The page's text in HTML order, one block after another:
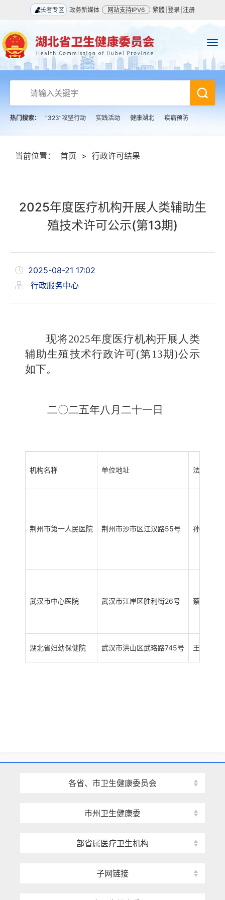
长者专区 政务新媒体 网站支持IPV6 繁體 登录 注册
热门搜索： “323”攻坚行动 实践活动 健康湖北 疾病预防
当前位置： 首页 > 行政许可结果
2025年度医疗机构开展人类辅助生
殖技术许可公示(第13期)
2025-08-21 17:02
行政服务中心
现将2025年度医疗机构开展人类
辅助生殖技术行政许可(第13期)公示
如下。
二〇二五年八月二十一日
机构名称 单位地址 法定代表
荆州市第一人民医院 荆州市沙市区江汉路55号 孙亚凌
武汉市中心医院 武汉市江岸区胜利街26号 蔡威
湖北省妇幼保健院 武汉市洪山区武珞路745号 王剑明
各省、市卫生健康委员会
市州卫生健康委
部省属医疗卫生机构
子网链接